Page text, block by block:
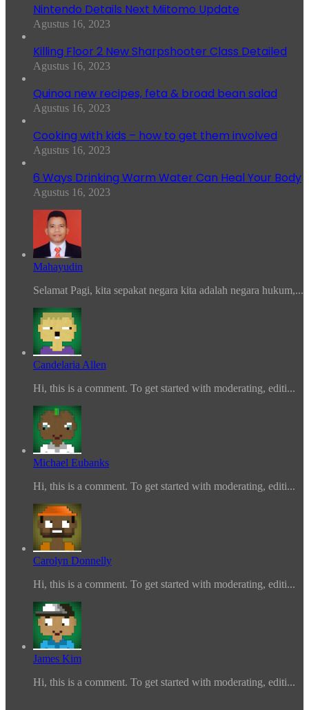
Nintendo Details Next Miitomo Update
Agustus 16, 2023
Killing Floor 2 New Sharpshooter Class Detailed
Agustus 16, 2023
Quinoa new recipes, feta & broad bean salad
Agustus 16, 2023
Cooking with kids – how to get them involved
Agustus 16, 2023
6 Ways Drinking Warm Water Can Heal Your Body
Agustus 16, 2023
Mahayudin
Selamat Pagi, kita sepakat negara kita adalah negara hukum,...
Candelaria Allen
Hi, this is a comment. To get started with moderating, editi...
Michael Eubanks
Hi, this is a comment. To get started with moderating, editi...
Carolyn Donnelly
Hi, this is a comment. To get started with moderating, editi...
James Kim
Hi, this is a comment. To get started with moderating, editi...